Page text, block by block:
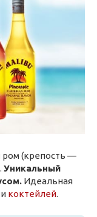
ром (крепость —
Уникальный
Идеальная
коктейлей.